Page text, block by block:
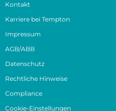
Kontakt
Karriere bei Tempton
Impressum
AGB/ABB
Datenschutz
Rechtliche Hinweise
Compliance
Cookie-Einstellungen